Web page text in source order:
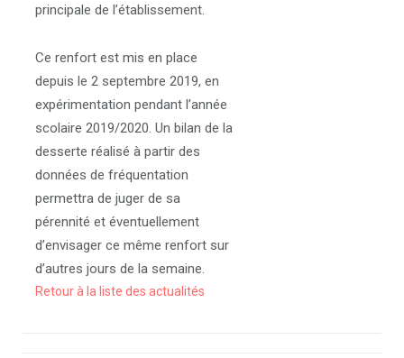
principale de l’établissement.
Ce renfort est mis en place
depuis le 2 septembre 2019, en
expérimentation pendant l’année
scolaire 2019/2020. Un bilan de la
desserte réalisé à partir des
données de fréquentation
permettra de juger de sa
pérennité et éventuellement
d’envisager ce même renfort sur
d’autres jours de la semaine.
Retour à la liste des actualités